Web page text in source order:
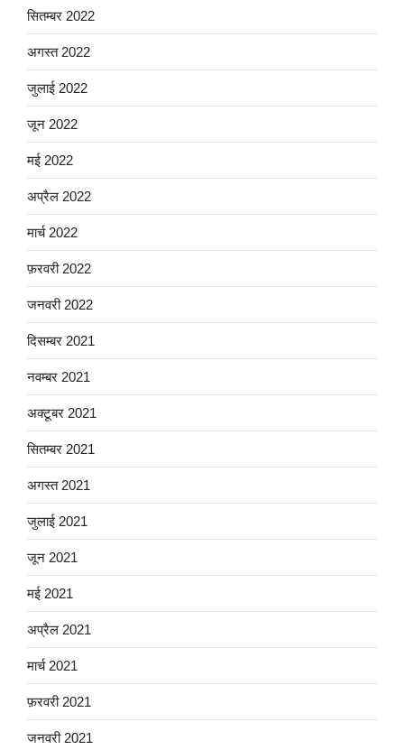
सितम्बर 2022
अगस्त 2022
जुलाई 2022
जून 2022
मई 2022
अप्रैल 2022
मार्च 2022
फ़रवरी 2022
जनवरी 2022
दिसम्बर 2021
नवम्बर 2021
अक्टूबर 2021
सितम्बर 2021
अगस्त 2021
जुलाई 2021
जून 2021
मई 2021
अप्रैल 2021
मार्च 2021
फ़रवरी 2021
जनवरी 2021